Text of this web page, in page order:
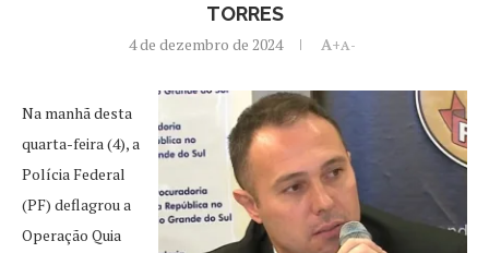
TORRES
4 de dezembro de 2024 A+A-
Na manhã desta
quarta-feira (4), a
Polícia Federal
(PF) deflagrou a
Operação Quia